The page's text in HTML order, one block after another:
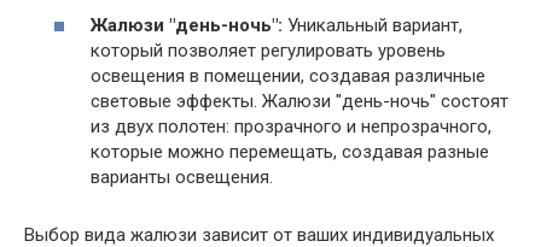
Жалюзи "день-ночь": Уникальный вариант,
который позволяет регулировать уровень
освещения в помещении, создавая различные
световые эффекты. Жалюзи "день-ночь" состоят
из двух полотен: прозрачного и непрозрачного,
которые можно перемещать, создавая разные
варианты освещения.
Выбор вида жалюзи зависит от ваших индивидуальных